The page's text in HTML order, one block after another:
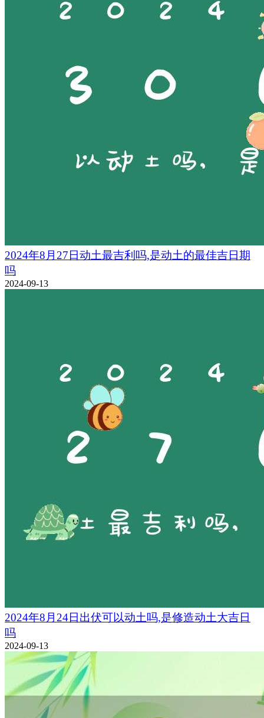
2024年8月27日动土最吉利吗,是动土的最佳吉日期
吗
2024-09-13
2024年8月24日出伏可以动土吗,是修造动土大吉日
吗
2024-09-13